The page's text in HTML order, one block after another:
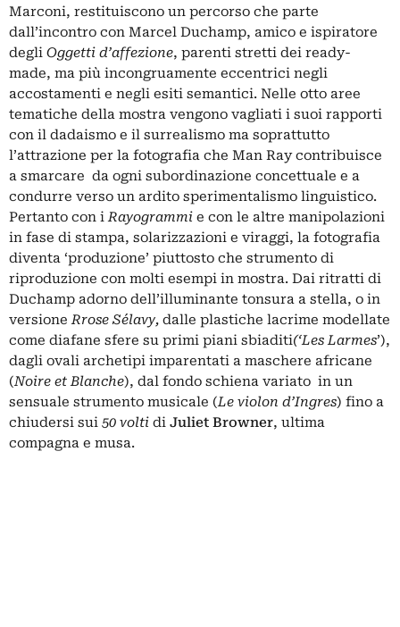
Marconi, restituiscono un percorso che parte
dall’incontro con Marcel Duchamp, amico e ispiratore
degli Oggetti d’affezione, parenti stretti dei ready-
made, ma più incongruamente eccentrici negli
accostamenti e negli esiti semantici. Nelle otto aree
tematiche della mostra vengono vagliati i suoi rapporti
con il dadaismo e il surrealismo ma soprattutto
l’attrazione per la fotografia che Man Ray contribuisce
a smarcare da ogni subordinazione concettuale e a
condurre verso un ardito sperimentalismo linguistico.
Pertanto con i Rayogrammi e con le altre manipolazioni
in fase di stampa, solarizzazioni e viraggi, la fotografia
diventa ‘produzione’ piuttosto che strumento di
riproduzione con molti esempi in mostra. Dai ritratti di
Duchamp adorno dell’illuminante tonsura a stella, o in
versione Rrose Sélavy, dalle plastiche lacrime modellate
come diafane sfere su primi piani sbiaditi(‘Les Larmes’),
dagli ovali archetipi imparentati a maschere africane
(Noire et Blanche), dal fondo schiena variato in un
sensuale strumento musicale (Le violon d’Ingres) fino a
chiudersi sui 50 volti di Juliet Browner, ultima
compagna e musa.